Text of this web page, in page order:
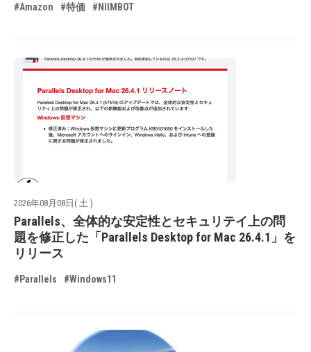
#Amazon #特価 #NIIMBOT
2026年08月08日( 土 )
Parallels、全体的な安定性とセキュリテイ上の問
題を修正した「Parallels Desktop for Mac 26.4.1」を
リリース
#Parallels #Windows11